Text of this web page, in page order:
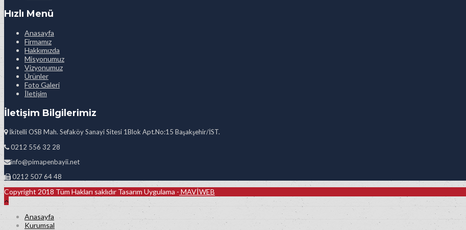
Hızlı Menü
Anasayfa
Firmamız
Hakkımızda
Misyonumuz
Vizyonumuz
Ürünler
Foto Galeri
İletişim
İletişim Bilgilerimiz
İkitelli OSB Mah. Sefaköy Sanayi Sitesi 1Blok Apt.No:15 Başakşehir/İST.
0212 556 32 28
info@pimapenbayii.net
0212 507 64 48
Copyright 2018 Tüm Hakları saklıdır Tasarım Uygulama - MAVİWEB
Anasayfa
Kurumsal